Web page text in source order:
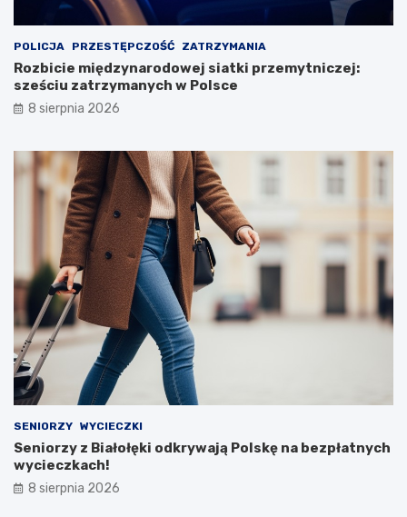
POLICJA PRZESTĘPCZOŚĆ ZATRZYMANIA
Rozbicie międzynarodowej siatki przemytniczej:
sześciu zatrzymanych w Polsce
8 sierpnia 2026
SENIORZY WYCIECZKI
Seniorzy z Białołęki odkrywają Polskę na bezpłatnych
wycieczkach!
8 sierpnia 2026